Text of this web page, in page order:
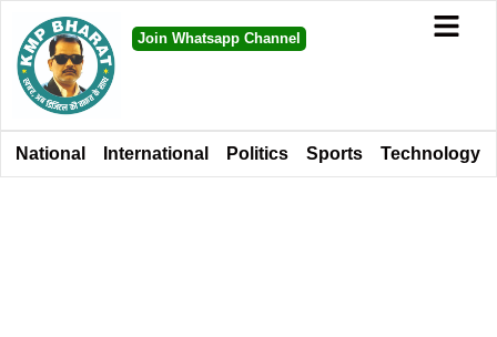
Join Whatsapp Channel
National International Politics Sports Technology